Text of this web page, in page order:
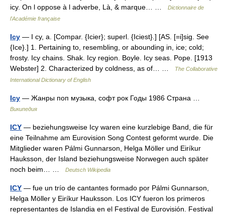
icy. On l oppose à l adverbe, Là, & marque… …
Dictionnaire de
l'Académie française
Icy — I cy, a. [Compar. {Icier}; superl. {Iciest}.] [AS. [=i]sig. See
{Ice}.] 1. Pertaining to, resembling, or abounding in, ice; cold;
frosty. Icy chains. Shak. Icy region. Boyle. Icy seas. Pope. [1913
Webster] 2. Characterized by coldness, as of… …
The Collaborative
International Dictionary of English
Icy — Жанры поп музыка, софт рок Годы 1986 Страна …
Википедия
ICY — beziehungsweise Icy waren eine kurzlebige Band, die für
eine Teilnahme am Eurovision Song Contest geformt wurde. Die
Mitglieder waren Pálmi Gunnarson, Helga Möller und Eiríkur
Hauksson, der Island beziehungsweise Norwegen auch später
noch beim… …
Deutsch Wikipedia
ICY — fue un trío de cantantes formado por Pálmi Gunnarson,
Helga Möller y Eiríkur Hauksson. Los ICY fueron los primeros
representantes de Islandia en el Festival de Eurovisión. Festival